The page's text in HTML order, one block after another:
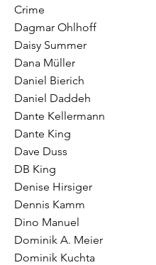
Crime
Dagmar Ohlhoff
Daisy Summer
Dana Müller
Daniel Bierich
Daniel Daddeh
Dante Kellermann
Dante King
Dave Duss
DB King
Denise Hirsiger
Dennis Kamm
Dino Manuel
Dominik A. Meier
Dominik Kuchta